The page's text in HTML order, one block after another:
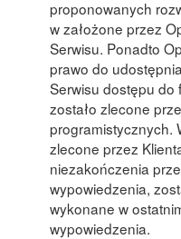
proponowanych
w założone przez
Serwisu. Ponadto
prawo do
Serwisu dostępu do
zostało zlecone
programistycznych.
zlecone przez
niezakończenia
wypowiedzenia,
wykonane w
wypowiedzenia.